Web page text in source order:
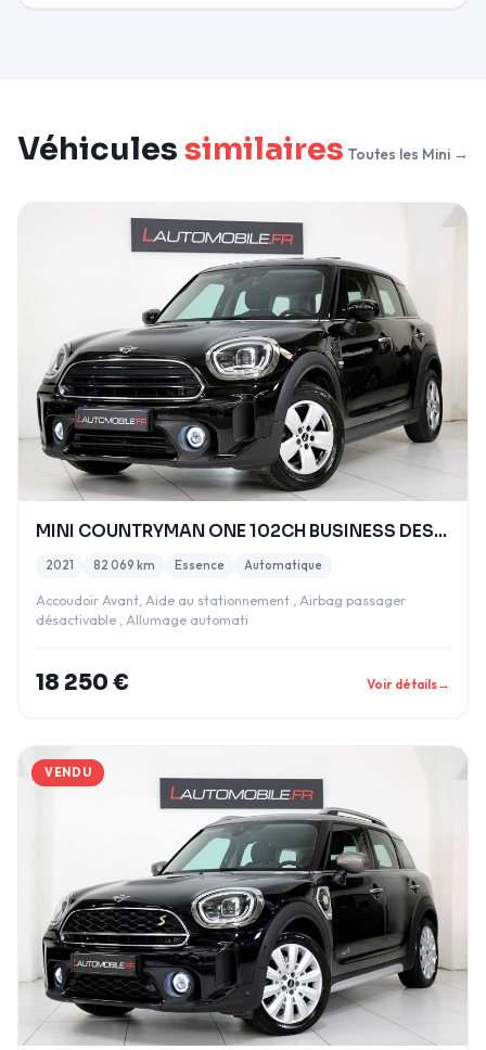
Véhiculessimilaires Toutes les Mini →
MINI COUNTRYMAN ONE 102CH BUSINESS DESIGN BVA7 TO
2021 82 069 km Essence Automatique
Accoudoir Avant, Aide au stationnement , Airbag passager
désactivable , Allumage automati
18 250 € Voir détails→
VENDU